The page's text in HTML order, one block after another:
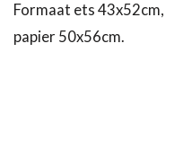
Formaat ets 43x52cm,
papier 50x56cm.